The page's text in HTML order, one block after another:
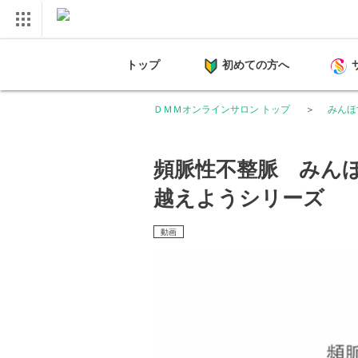
トップ 初めての方へ
ＤＭＭオンラインサロン トップ みん
頻脈性不整脈 みん
越えようシリーズ
動画